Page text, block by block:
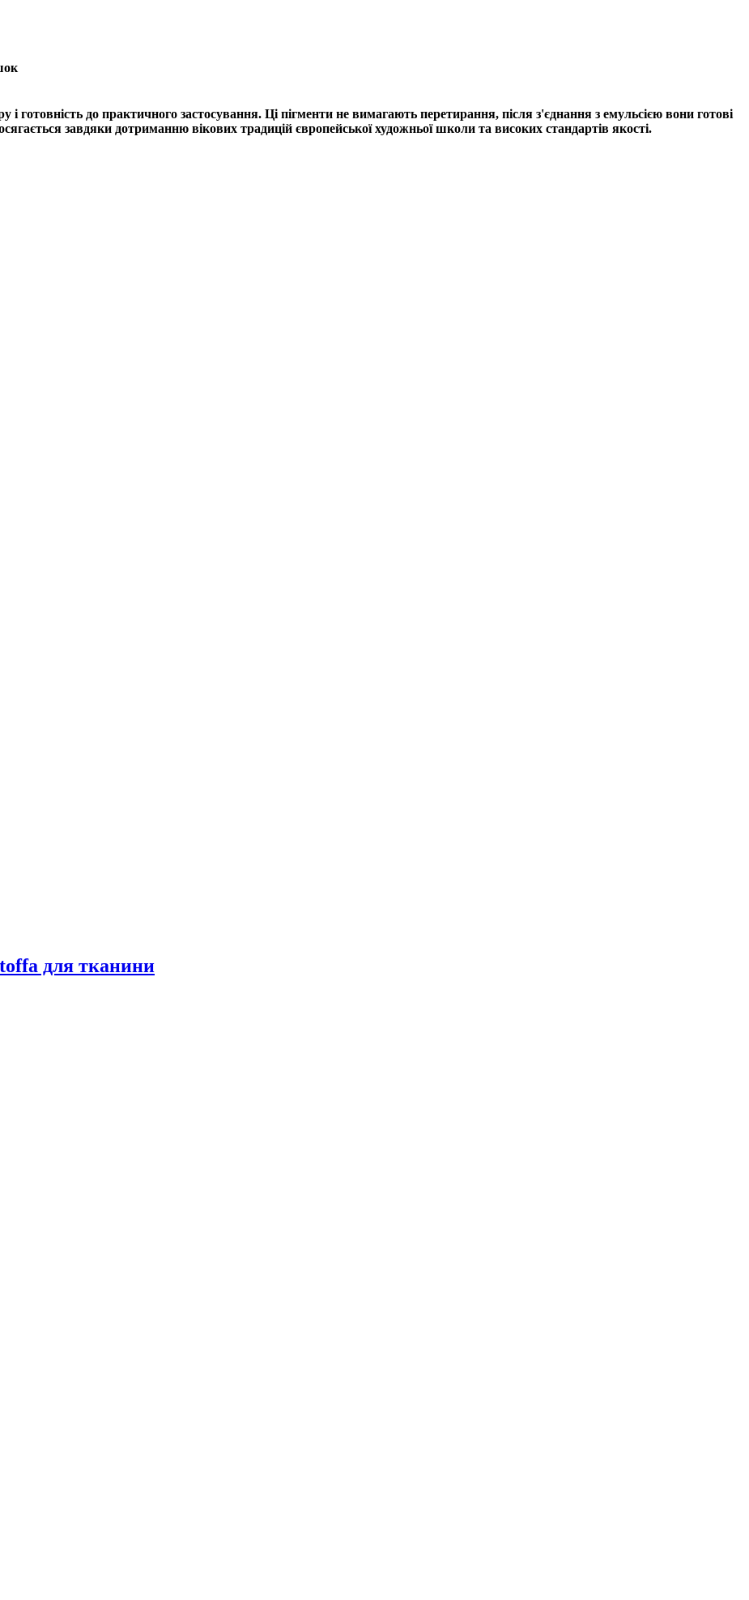
і готовність до практичного застосування. Ці пігменти не вимагають перетирання, після з'єднання з емульсією вони готові
завдяки дотриманню вікових традицій європейської художньої школи та високих стандартів якості.
для тканини